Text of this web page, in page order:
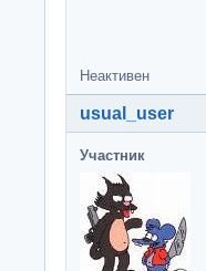
Неактивен
usual_user
Участник